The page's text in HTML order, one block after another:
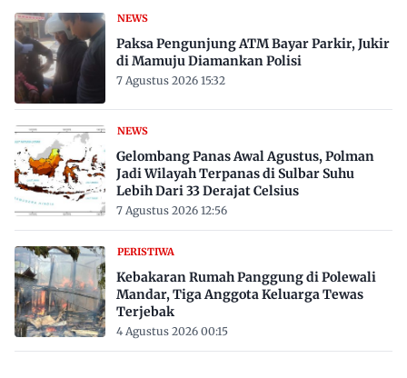
NEWS
Paksa Pengunjung ATM Bayar Parkir, Jukir
di Mamuju Diamankan Polisi
7 Agustus 2026 15:32
NEWS
Gelombang Panas Awal Agustus, Polman
Jadi Wilayah Terpanas di Sulbar Suhu
Lebih Dari 33 Derajat Celsius
7 Agustus 2026 12:56
PERISTIWA
Kebakaran Rumah Panggung di Polewali
Mandar, Tiga Anggota Keluarga Tewas
Terjebak
4 Agustus 2026 00:15